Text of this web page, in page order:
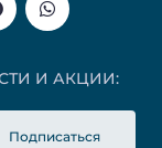
И АКЦИИ:
Подписаться